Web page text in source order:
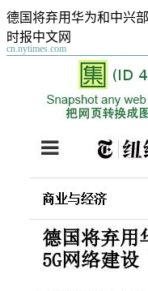
德国将弃用华为和中兴
时报中文网
cn.nytimes.com